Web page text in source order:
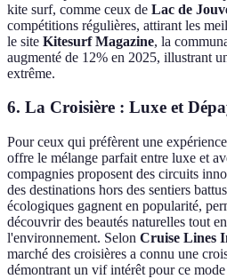
kite surf, comme ceux de Lac de
compétitions régulières, attirant les
le site Kitesurf Magazine, la
augmenté de 12% en 2025, illustrant
extrême.
6. La Croisière : Luxe et
Pour ceux qui préfèrent une
offre le mélange parfait entre luxe et
compagnies proposent des circuits
des destinations hors des sentiers
écologiques gagnent en popularité,
découvrir des beautés naturelles tout
l'environnement. Selon Cruise Lines
marché des croisières a connu une
démontrant un vif intérêt pour ce